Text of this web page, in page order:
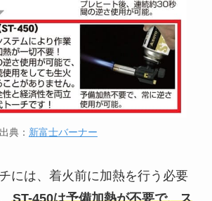
出典： 新富士バーナー
には、着火前に加熱を行う必要